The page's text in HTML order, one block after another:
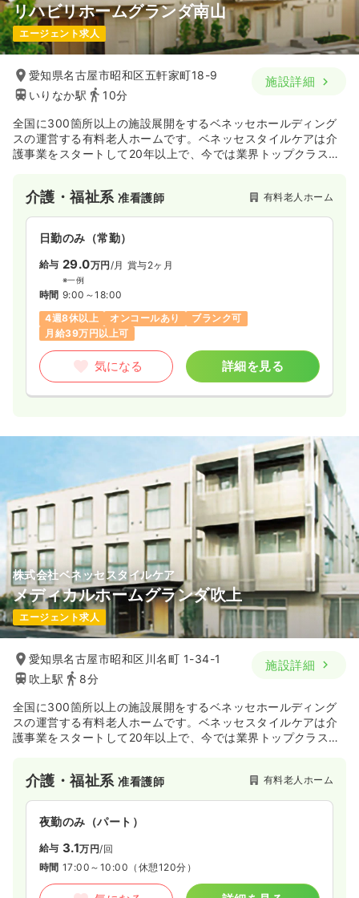
リハビリホームグランダ南山
エージェント求人
愛知県名古屋市昭和区五軒家町18-9
いりなか駅
10分
施設詳細
全国に300箇所以上の施設展開をするベネッセホールディング
スの運営する有料老人ホームです。ベネッセスタイルケアは介
護事業をスタートして20年以上で、今では業界トップクラスの
『くらら』『グラニー』『グランダ』『アリア』『ここち』の6
シリーズの有料老人ホームを展開しています。ご利用者さまの
「自分らしさ」を尊重し、施設運営を行っています。
介護・福祉系准看護師 有料老人ホーム
日勤のみ（常勤）
給与 29.0万円/月 賞与2ヶ月
※一例
時間 9:00～18:00
4週8休以上
オンコールあり
ブランク可
月給39万円以上可
気になる 詳細を見る
株式会社ベネッセスタイルケア
メディカルホームグランダ吹上
エージェント求人
愛知県名古屋市昭和区川名町 1-34-1
吹上駅
8分
施設詳細
全国に300箇所以上の施設展開をするベネッセホールディング
スの運営する有料老人ホームです。ベネッセスタイルケアは介
護事業をスタートして20年以上で、今では業界トップクラスの
『くらら』『グラニー』『グランダ』『アリア』『ここち』の6
シリーズの有料老人ホームを展開しています。ご利用者さまの
「自分らしさ」を尊重し、施設運営を行っています。
介護・福祉系准看護師 有料老人ホーム
夜勤のみ（パート）
給与 3.1万円/回
時間 17:00～10:00 （休憩120分）